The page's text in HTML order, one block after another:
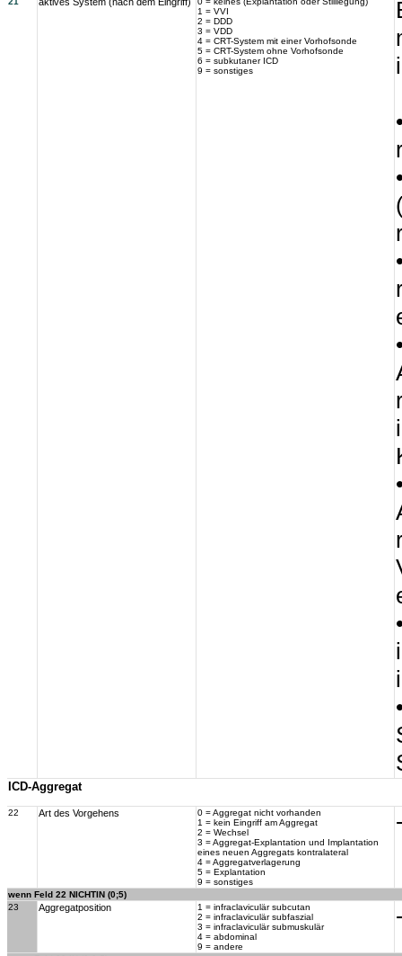
1 = VVI
2 = DDD
3 = VDD
4 = CRT-System mit einer Vorhofsonde
5 = CRT-System ohne Vorhofsonde
6 = subkutaner ICD
9 = sonstiges
ICD-Aggregat
22 Art des Vorgehens
0 = Aggregat nicht vorhanden
1 = kein Eingriff am Aggregat
2 = Wechsel
3 = Aggregat-Explantation und Implantation
eines neuen Aggregats kontralateral
4 = Aggregatverlagerung
5 = Explantation
9 = sonstiges
wenn Feld 22 NICHTIN (0;5)
23
Aggregatposition
1 = infraclaviculär subcutan
2 = infraclaviculär subfaszial
3 = infraclaviculär submuskulär
4 = abdominal
9 = andere